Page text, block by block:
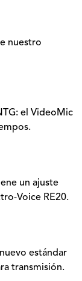
nuestro
el VideoMic
un ajuste
Voice RE20.
estándar
transmisión.